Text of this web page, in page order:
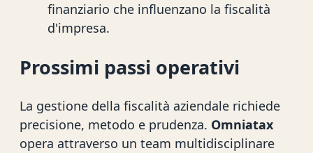
finanziario che influenzano la fiscalità
d'impresa.
Prossimi passi operativi
La gestione della fiscalità aziendale richiede
precisione, metodo e prudenza. Omniatax
opera attraverso un team multidisciplinare